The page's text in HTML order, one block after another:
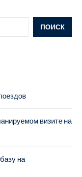
ПОИСК
визите на
на